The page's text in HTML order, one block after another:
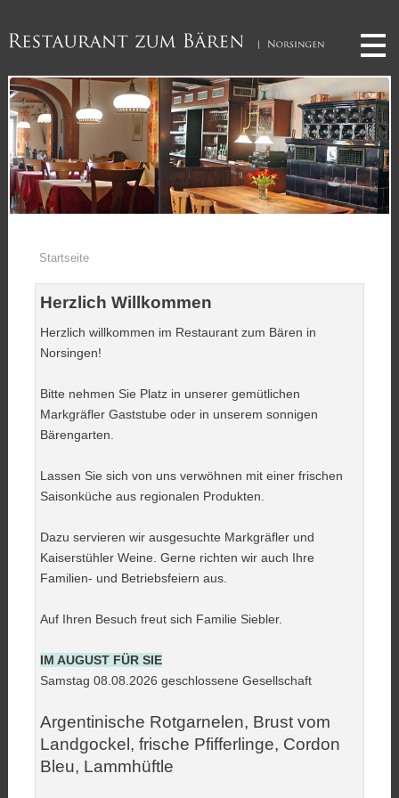
Startseite
Wir über uns
Speisekarte
Links
Startseite
Herzlich Willkommen
Herzlich willkommen im Restaurant zum Bären in
Norsingen!
Bitte nehmen Sie Platz in unserer gemütlichen
Markgräfler Gaststube oder in unserem sonnigen
Bärengarten.
Lassen Sie sich von uns verwöhnen mit einer frischen
Saisonküche aus regionalen Produkten.
Dazu servieren wir ausgesuchte Markgräfler und
Kaiserstühler Weine. Gerne richten wir auch Ihre
Familien- und Betriebsfeiern aus.
Auf Ihren Besuch freut sich Familie Siebler.
IM AUGUST FÜR SIE
Samstag 08.08.2026 geschlossene Gesellschaft
Argentinische Rotgarnelen, Brust vom
Landgockel, frische Pfifferlinge, Cordon
Bleu, Lammhüftle